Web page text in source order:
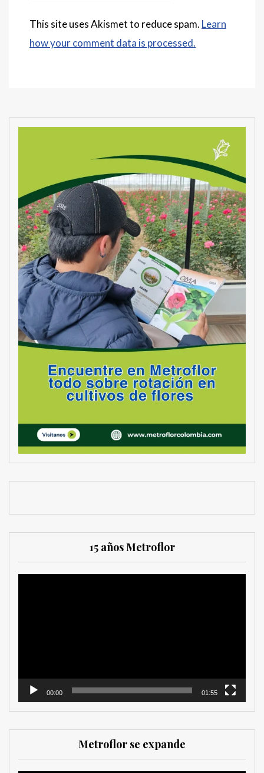
This site uses Akismet to reduce spam. Learn
how your comment data is processed.
15 años Metroflor
00:00 01:55
Metroflor se expande